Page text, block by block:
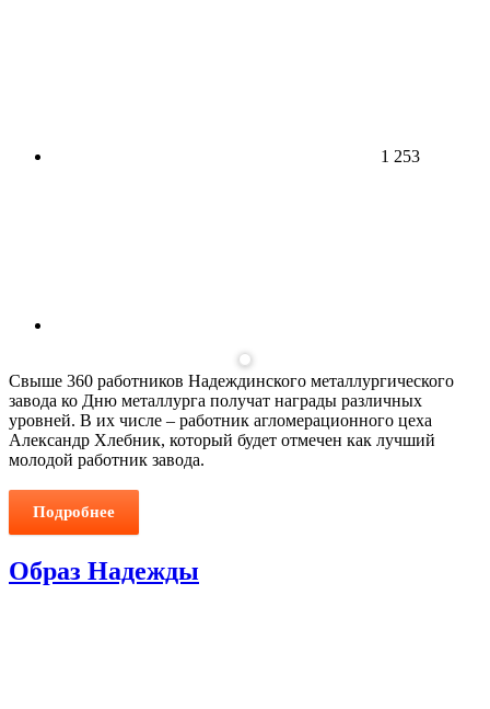
1 253
Свыше 360 работников Надеждинского металлургического
завода ко Дню металлурга получат награды различных
уровней. В их числе – работник агломерационного цеха
Александр Хлебник, который будет отмечен как лучший
молодой работник завода.
Подробнее
Образ Надежды